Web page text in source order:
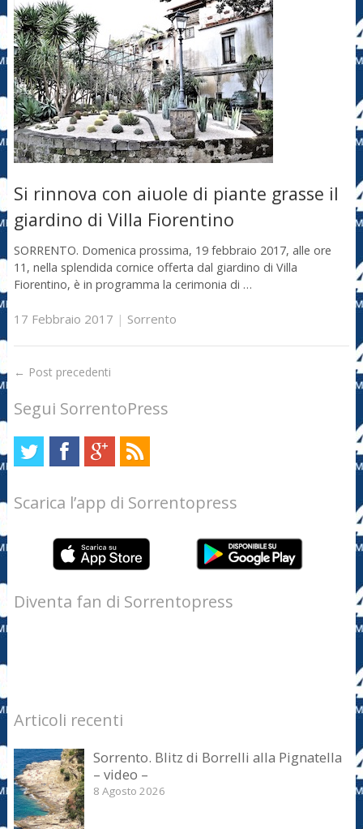
Si rinnova con aiuole di piante grasse il
giardino di Villa Fiorentino
SORRENTO. Domenica prossima, 19 febbraio 2017, alle ore
11, nella splendida cornice offerta dal giardino di Villa
Fiorentino, è in programma la cerimonia di …
17 Febbraio 2017 | Sorrento
← Post precedenti
Segui SorrentoPress
Scarica l’app di Sorrentopress
Diventa fan di Sorrentopress
Articoli recenti
Sorrento. Blitz di Borrelli alla Pignatella
– video –
8 Agosto 2026